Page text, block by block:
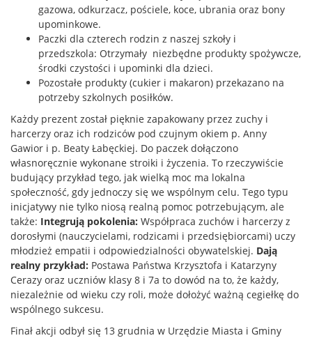
gazowa, odkurzacz, pościele, koce, ubrania oraz bony
upominkowe.
Paczki dla czterech rodzin z naszej szkoły i
przedszkola: Otrzymały niezbędne produkty spożywcze,
środki czystości i upominki dla dzieci.
Pozostałe produkty (cukier i makaron) przekazano na
potrzeby szkolnych posiłków.
Każdy prezent został pięknie zapakowany przez zuchy i
harcerzy oraz ich rodziców pod czujnym okiem p. Anny
Gawior i p. Beaty Łabęckiej. Do paczek dołączono
własnoręcznie wykonane stroiki i życzenia. To rzeczywiście
budujący przykład tego, jak wielką moc ma lokalna
społeczność, gdy jednoczy się we wspólnym celu. Tego typu
inicjatywy nie tylko niosą realną pomoc potrzebującym, ale
także: Integrują pokolenia: Współpraca zuchów i harcerzy z
dorosłymi (nauczycielami, rodzicami i przedsiębiorcami) uczy
młodzież empatii i odpowiedzialności obywatelskiej. Dają
realny przykład: Postawa Państwa Krzysztofa i Katarzyny
Cerazy oraz uczniów klasy 8 i 7a to dowód na to, że każdy,
niezależnie od wieku czy roli, może dołożyć ważną cegiełkę do
wspólnego sukcesu.
Finał akcji odbył się 13 grudnia w Urzędzie Miasta i Gminy